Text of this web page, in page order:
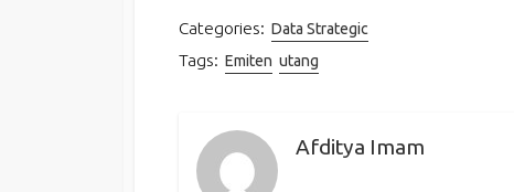
Categories: Data Strategic
Tags: Emiten utang
Afditya Imam